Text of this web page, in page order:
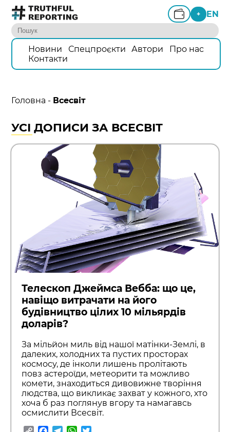
+ EN
Новини Спецпроєкти Автори
Про нас
Контакти
Головна - Всесвіт
УСІ ДОПИСИ ЗА ВСЕСВІТ
Телескоп Джеймса Вебба: що це,
навіщо витрачати на його
будівництво цілих 10 мільярдів
доларів?
За мільйон миль від нашої матінки-Землі, в
далеких, холодних та пустих просторах
космосу, де інколи лишень пролітають
повз астероїди, метеорити та можливо
комети, знаходиться дивовижне творіння
людства, що викликає захват у кожного, хто
хоча б раз поглянув вгору та намагавсь
осмислити Всесвіт.